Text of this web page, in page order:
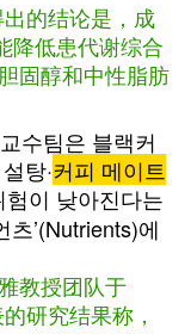
的结论是，成
降低患代谢综合
固醇和中性脂肪
수팀은 블랙커
탕·커피 메이트
이 낮아진다는
’(Nutrients)에
教授团队于
研究结果称，